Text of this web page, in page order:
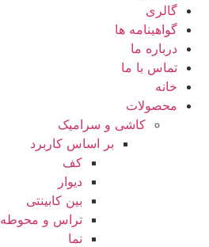
گالری
گواهینامه ها
درباره ما
تماس با ما
خانه
محصولات
کاشی و سرامیک
بر اساس کاربرد
کف
دیوار
بین کابینتی
تراس و محوطه
نما